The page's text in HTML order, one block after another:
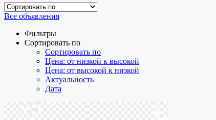
Все объявления
Фильтры
Сортировать по
Сортировать по
Цена: от низкой к высокой
Цена: от высокой к низкой
Актуальность
Дата